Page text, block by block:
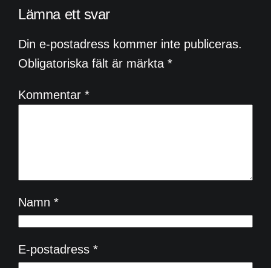
Lämna ett svar
Din e-postadress kommer inte publiceras.
Obligatoriska fält är märkta*
Kommentar*
Namn*
E-postadress*